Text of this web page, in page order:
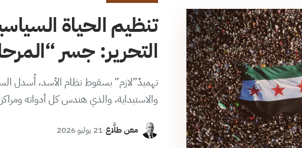
تنظيم الحياة
التحرير: جسر
تهميدٌ”لازم” بسقوط نظام الأسد، أُسدل
والاستبداية، والذي هندس كل أدواته
معن طلَّاع·21 يوليو 2026